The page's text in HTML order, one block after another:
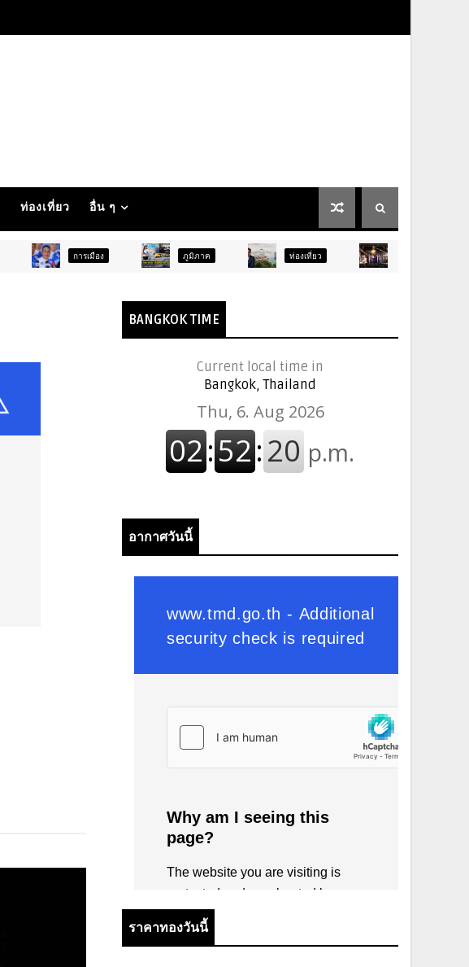
ท่องเที่ยว อื่น ๆ
การเมือง ภูมิภาค ท่องเที่ยว
BANGKOK TIME
Current local time in
Bangkok, Thailand
อากาศวันนี้
ราคาทองวันนี้